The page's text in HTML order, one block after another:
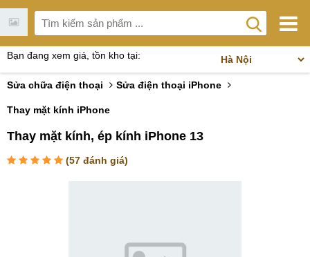
Bạn đang xem giá, tồn kho tại:
Sửa chữa điện thoại Sửa điện thoại iPhone
Thay mặt kính iPhone
Thay mặt kính, ép kính iPhone 13
(57 đánh giá)